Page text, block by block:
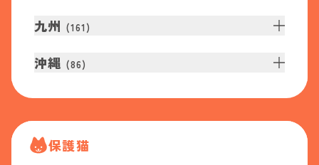
九州 (161 )
沖縄 (86)
保護猫